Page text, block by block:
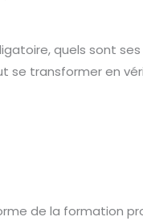
quels sont
se transformer en
de la formation